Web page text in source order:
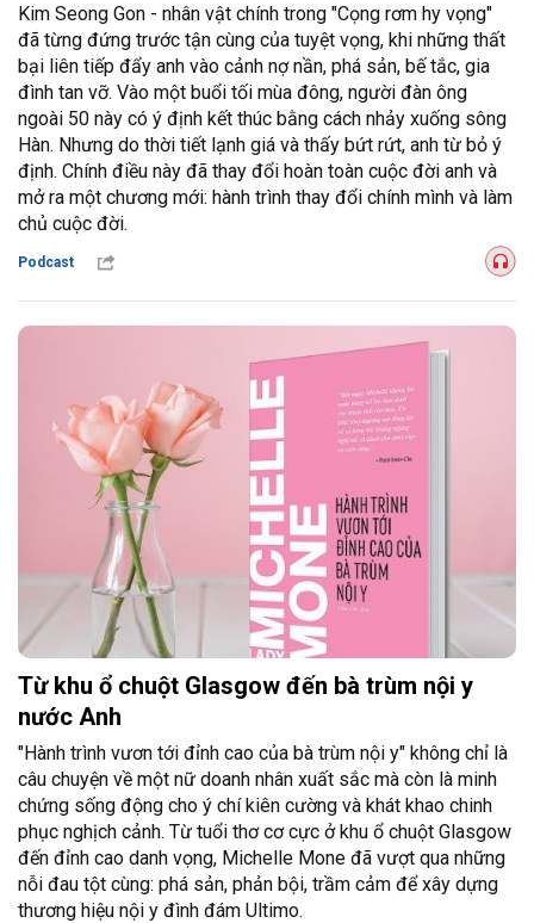
Kim Seong Gon - nhân vật chính trong "Cọng rơm hy vọng"
đã từng đứng trước tận cùng của tuyệt vọng, khi những thất
bại liên tiếp đẩy anh vào cảnh nợ nần, phá sản, bế tắc, gia
đình tan vỡ. Vào một buổi tối mùa đông, người đàn ông
ngoài 50 này có ý định kết thúc bằng cách nhảy xuống sông
Hàn. Nhưng do thời tiết lạnh giá và thấy bứt rứt, anh từ bỏ ý
định. Chính điều này đã thay đổi hoàn toàn cuộc đời anh và
mở ra một chương mới: hành trình thay đổi chính mình và làm
chủ cuộc đời.
Podcast
Từ khu ổ chuột Glasgow đến bà trùm nội y
nước Anh
"Hành trình vươn tới đỉnh cao của bà trùm nội y" không chỉ là
câu chuyện về một nữ doanh nhân xuất sắc mà còn là minh
chứng sống động cho ý chí kiên cường và khát khao chinh
phục nghịch cảnh. Từ tuổi thơ cơ cực ở khu ổ chuột Glasgow
đến đỉnh cao danh vọng, Michelle Mone đã vượt qua những
nỗi đau tột cùng: phá sản, phản bội, trầm cảm để xây dựng
thương hiệu nội y đình đám Ultimo.